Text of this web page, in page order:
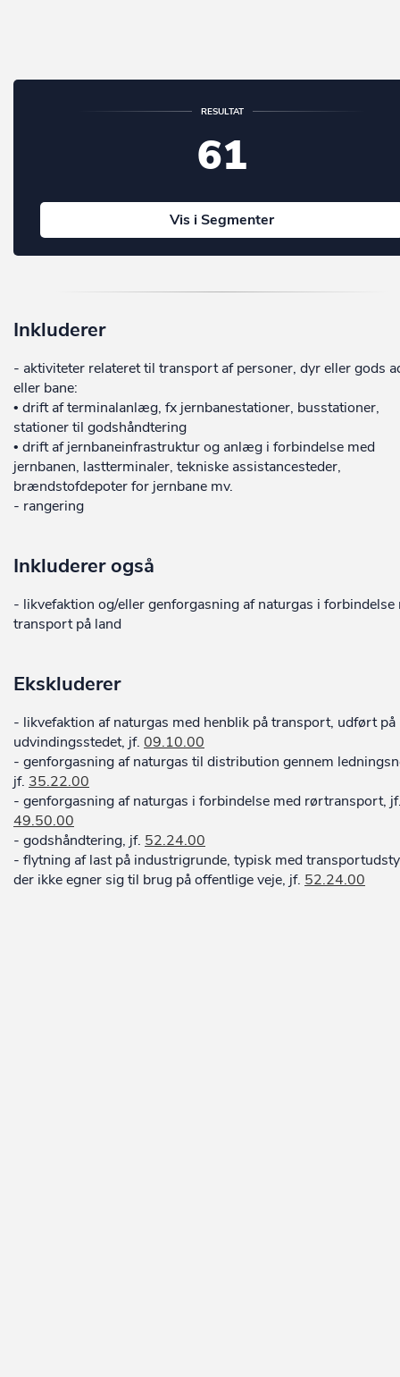
RESULTAT
61
Vis i Segmenter
Inkluderer
- aktiviteter relateret til transport af personer, dyr eller gods
eller bane:
• drift af terminalanlæg, fx jernbanestationer, busstationer,
stationer til godshåndtering
• drift af jernbaneinfrastruktur og anlæg i forbindelse med
jernbanen, lastterminaler, tekniske assistancesteder,
brændstofdepoter for jernbane mv.
- rangering
Inkluderer også
- likvefaktion og/eller genforgasning af naturgas i forbindelse
transport på land
Ekskluderer
- likvefaktion af naturgas med henblik på transport, udført på
udvindingsstedet, jf. 09.10.00
- genforgasning af naturgas til distribution gennem
jf. 35.22.00
- genforgasning af naturgas i forbindelse med rørtransport,
49.50.00
- godshåndtering, jf. 52.24.00
- flytning af last på industrigrunde, typisk med
der ikke egner sig til brug på offentlige veje, jf. 52.24.00